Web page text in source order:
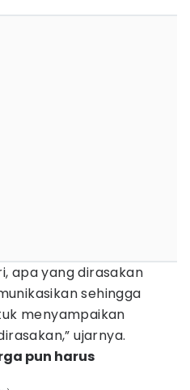
apa yang dirasakan
sehingga
menyampaikan
ujarnya.
pun harus